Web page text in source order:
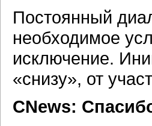
Постоянный
необходимое
исключение.
«снизу», от
CNews: